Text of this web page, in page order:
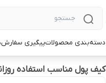
دسته‌بندی محصولاتپیگیری سفارش
کیف پول مناسب استفاده